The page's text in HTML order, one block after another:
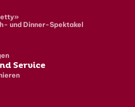
und Dinner-Spektakel
Service